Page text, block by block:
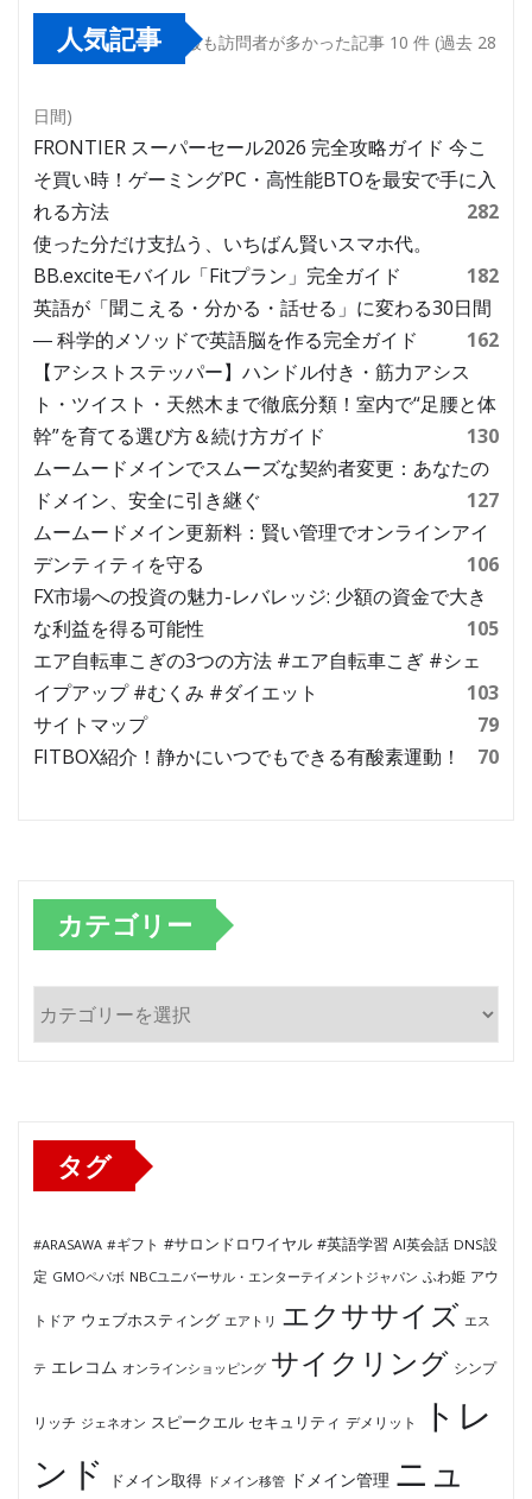
人気記事 最も訪問者が多かった記事 10 件 (過去 28
日間)
FRONTIER スーパーセール2026 完全攻略ガイド 今こ
そ買い時！ゲーミングPC・高性能BTOを最安で手に入
れる方法
282
使った分だけ支払う、いちばん賢いスマホ代。
BB.exciteモバイル「Fitプラン」完全ガイド
182
英語が「聞こえる・分かる・話せる」に変わる30日間
― 科学的メソッドで英語脳を作る完全ガイド
162
【アシストステッパー】ハンドル付き・筋力アシス
ト・ツイスト・天然木まで徹底分類！室内で“足腰と体
幹”を育てる選び方＆続け方ガイド
130
ムームードメインでスムーズな契約者変更：あなたの
ドメイン、安全に引き継ぐ
127
ムームードメイン更新料：賢い管理でオンラインアイ
デンティティを守る
106
FX市場への投資の魅力-レバレッジ: 少額の資金で大き
な利益を得る可能性
105
エア自転車こぎの3つの方法 #エア自転車こぎ #シェ
イプアップ #むくみ #ダイエット
103
サイトマップ
79
FITBOX紹介！静かにいつでもできる有酸素運動！
70
カテゴリー
テ
タグ
#ARASAWA #ギフト #サロンドロワイヤル #英語学習 AI英会話 DNS設
定 GMOペパボ NBCユニバーサル・エンターテイメントジャパン ふわ姫 アウ
トドア ウェブホスティング エアトリ エクササイズ エス
テ エレコム オンラインショッピング サイクリング シンプ
リッチ ジェネオン スピークエル セキュリティ デメリット
トレ
ンド
ドメイン取得 ドメイン移管 ドメイン管理 ニュ